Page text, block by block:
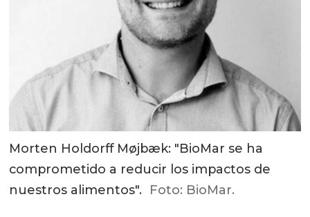
Morten Holdorff Møjbæk: "BioMar se ha
comprometido a reducir los impactos de
nuestros alimentos". Foto: BioMar.